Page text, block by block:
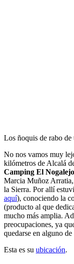
Los ñoquis de rabo
No nos vamos muy
kilómetros de Alcalá
Camping El Nogalejo
Marcia Muñoz
la Sierra. Por allí
aquí), conociendo la
(producto al que
mucho más amplia.
preocupaciones, ya
quedarse en alguno
Esta es su ubicación.